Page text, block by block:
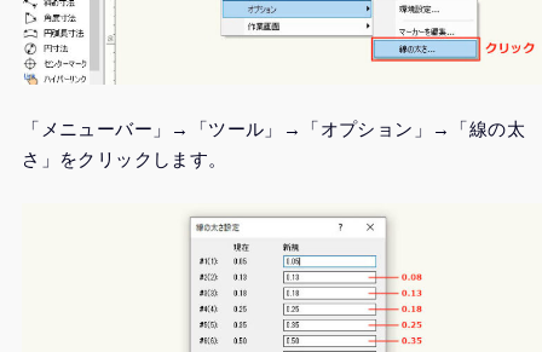
「メニューバー」→「ツール」→「オプション」→「線の太
さ」をクリックします。